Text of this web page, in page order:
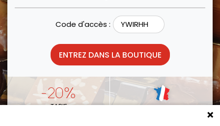
Code d'accès :
ENTREZ DANS LA BOUTIQUE
-20%
TARIF FABRICATION